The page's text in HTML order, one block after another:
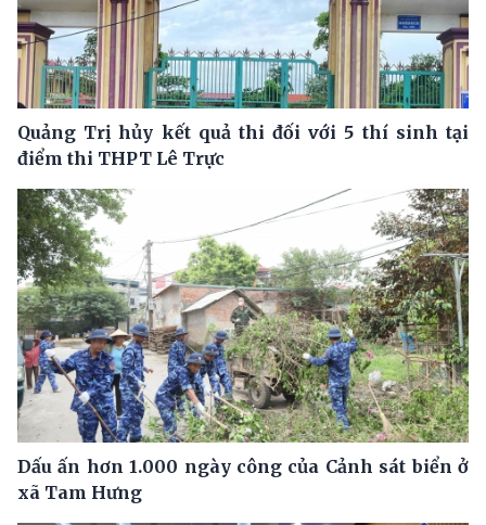
Quảng Trị hủy kết quả thi đối với 5 thí sinh tại
điểm thi THPT Lê Trực
Dấu ấn hơn 1.000 ngày công của Cảnh sát biển ở
xã Tam Hưng